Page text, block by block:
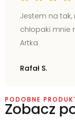
Jestem na tak,
chłopaki mnie
Artka
Rafał S.
PODOBNE
Zobacz